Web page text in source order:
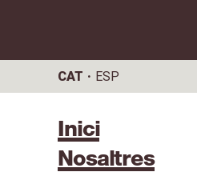
CAT ESP
Inici
Nosaltres